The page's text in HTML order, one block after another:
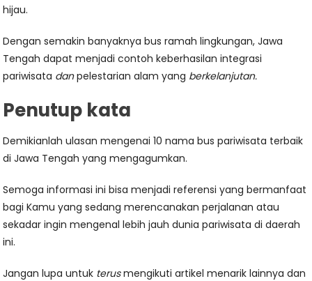
hijau.
Dengan semakin banyaknya bus ramah lingkungan, Jawa
Tengah dapat menjadi contoh keberhasilan integrasi
pariwisata danpelestarian alam yang berkelanjutan.
Penutup kata
Demikianlah ulasan mengenai 10 nama bus pariwisata terbaik
di Jawa Tengah yang mengagumkan.
Semoga informasi ini bisa menjadi referensi yang bermanfaat
bagi Kamu yang sedang merencanakan perjalanan atau
sekadar ingin mengenal lebih jauh dunia pariwisata di daerah
ini.
Jangan lupa untuk terusmengikuti artikel menarik lainnya dan